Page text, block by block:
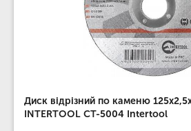
Диск відрізний по каменю
INTERTOOL CT-5004 Intertool